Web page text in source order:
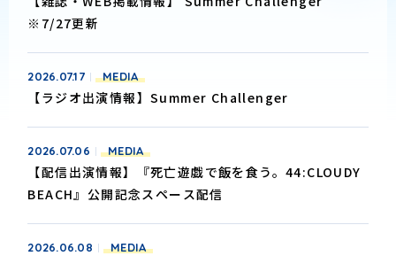
※7/27更新
2026.07.17 MEDIA
【ラジオ出演情報】Summer Challenger
2026.07.06 MEDIA
【配信出演情報】『死亡遊戯で飯を食う。44:CLOUDY
BEACH』公開記念スペース配信
2026.06.08 MEDIA